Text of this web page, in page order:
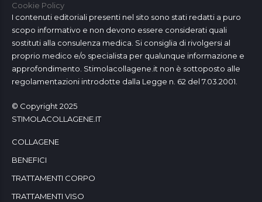
Cookie Policy
I contenuti editoriali presenti nel sito sono stati redatti a puro
scopo informativo e non devono essere considerati quali
sostituti alla consulenza medica. Si consiglia di rivolgersi al
proprio medico e/o specialista per qualunque informazione e
approfondimento. Stimolacollagene.it non è sottoposto alle
regolamentazioni introdotte dalla Legge n. 62 del 7.03.2001.
© Copyright 2025
STIMOLACOLLAGENE.IT
COLLAGENE
BENEFICI
TRATTAMENTI CORPO
TRATTAMENTI VISO